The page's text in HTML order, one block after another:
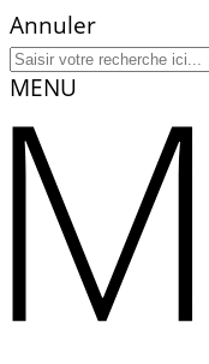
Annuler
MENU